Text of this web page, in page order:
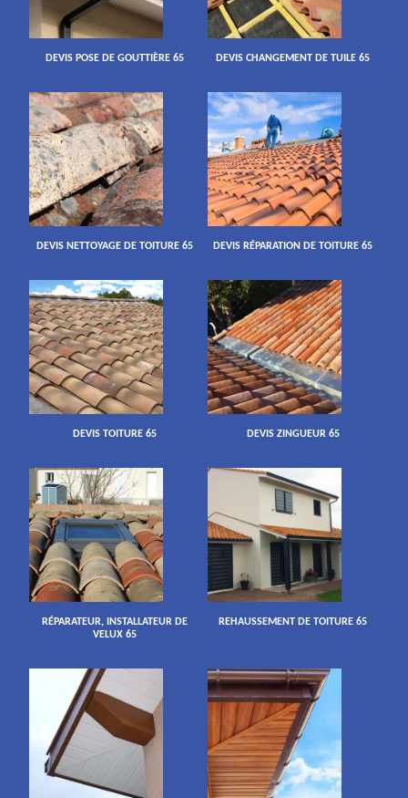
DEVIS POSE DE GOUTTIÈRE 65 DEVIS CHANGEMENT DE TUILE 65
DEVIS NETTOYAGE DE TOITURE 65 DEVIS RÉPARATION DE TOITURE 65
DEVIS TOITURE 65 DEVIS ZINGUEUR 65
RÉPARATEUR, INSTALLATEUR DE
VELUX 65
REHAUSSEMENT DE TOITURE 65